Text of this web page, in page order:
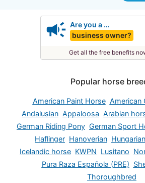
campaign Are you a …
business owner?
Get all the free benefits
Popular horse
American Paint Horse American
Andalusian Appaloosa Arabian
German Riding Pony German Sport
Haflinger Hanoverian
Icelandic horse KWPN Lusitano
Pura Raza Española (PRE)
Thoroughbred